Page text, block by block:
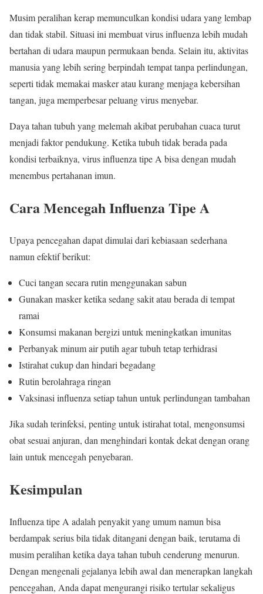
Musim peralihan kerap memunculkan kondisi udara yang lembap
dan tidak stabil. Situasi ini membuat virus influenza lebih mudah
bertahan di udara maupun permukaan benda. Selain itu, aktivitas
manusia yang lebih sering berpindah tempat tanpa perlindungan,
seperti tidak memakai masker atau kurang menjaga kebersihan
tangan, juga memperbesar peluang virus menyebar.
Daya tahan tubuh yang melemah akibat perubahan cuaca turut
menjadi faktor pendukung. Ketika tubuh tidak berada pada
kondisi terbaiknya, virus influenza tipe A bisa dengan mudah
menembus pertahanan imun.
Cara Mencegah Influenza Tipe A
Upaya pencegahan dapat dimulai dari kebiasaan sederhana
namun efektif berikut:
Cuci tangan secara rutin menggunakan sabun
Gunakan masker ketika sedang sakit atau berada di tempat
ramai
Konsumsi makanan bergizi untuk meningkatkan imunitas
Perbanyak minum air putih agar tubuh tetap terhidrasi
Istirahat cukup dan hindari begadang
Rutin berolahraga ringan
Vaksinasi influenza setiap tahun untuk perlindungan tambahan
Jika sudah terinfeksi, penting untuk istirahat total, mengonsumsi
obat sesuai anjuran, dan menghindari kontak dekat dengan orang
lain untuk mencegah penyebaran.
Kesimpulan
Influenza tipe A adalah penyakit yang umum namun bisa
berdampak serius bila tidak ditangani dengan baik, terutama di
musim peralihan ketika daya tahan tubuh cenderung menurun.
Dengan mengenali gejalanya lebih awal dan menerapkan langkah
pencegahan, Anda dapat mengurangi risiko tertular sekaligus